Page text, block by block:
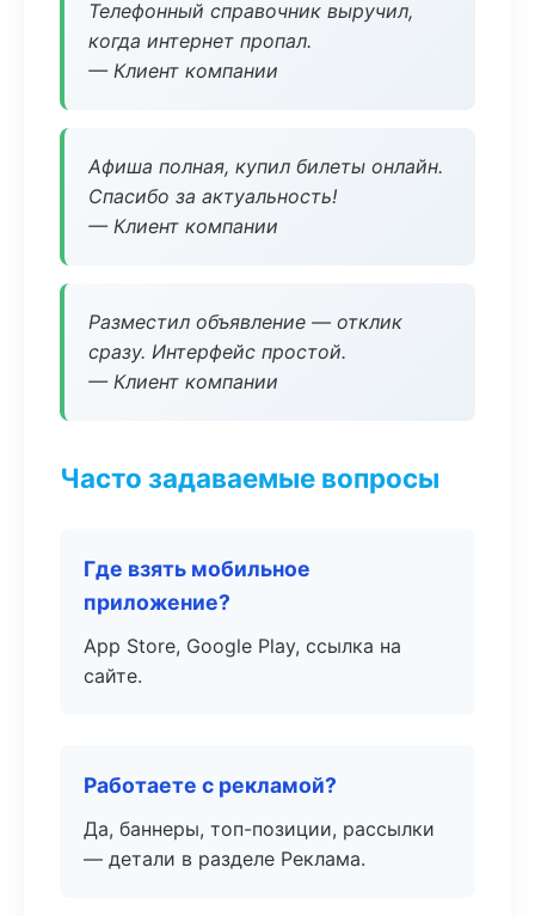
Телефонный справочник выручил,
когда интернет пропал.
— Клиент компании
Афиша полная, купил билеты онлайн.
Спасибо за актуальность!
— Клиент компании
Разместил объявление — отклик
сразу. Интерфейс простой.
— Клиент компании
Часто задаваемые вопросы
Где взять мобильное
приложение?
App Store, Google Play, ссылка на
сайте.
Работаете с рекламой?
Да, баннеры, топ-позиции, рассылки
— детали в разделе Реклама.